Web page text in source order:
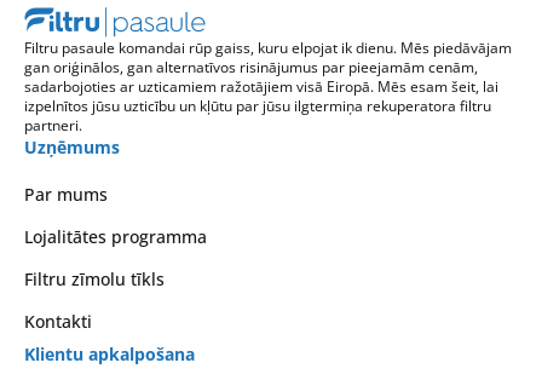
Filtru pasaule komandai rūp gaiss, kuru elpojat ik dienu. Mēs piedāvājam
gan oriģinālos, gan alternatīvos risinājumus par pieejamām cenām,
sadarbojoties ar uzticamiem ražotājiem visā Eiropā. Mēs esam šeit, lai
izpelnītos jūsu uzticību un kļūtu par jūsu ilgtermiņa rekuperatora filtru
partneri.
Uzņēmums
Par mums
Lojalitātes programma
Filtru zīmolu tīkls
Kontakti
Klientu apkalpošana